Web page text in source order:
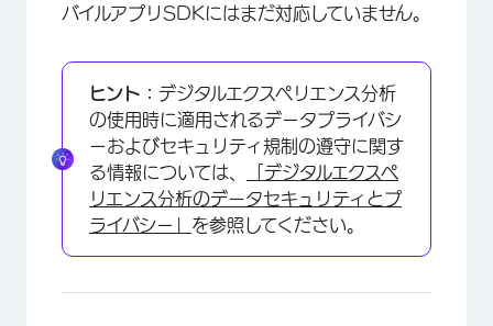
バイルアプリSDKにはまだ対応していません。
ヒント： デジタルエクスペリエンス分析
の使用時に適用されるデータプライバシ
ーおよびセキュリティ規制の遵守に関す
る情報については、
「デジタルエクスペ
リエンス分析のデータセキュリティとプ
ライバシー」 を参照してください。